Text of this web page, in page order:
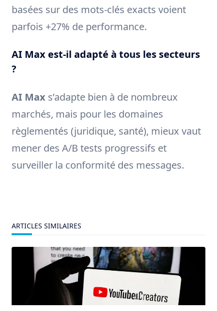
basées sur des mots-clés exacts voient
parfois +27% de performance.
AI Max est-il adapté à tous les secteurs
?
AI Max s’adapte bien à de nombreux
marchés, mais pour les domaines
règlementés (juridique, santé), mieux vaut
mener des A/B tests progressifs et
surveiller la conformité des messages.
ARTICLES SIMILAIRES